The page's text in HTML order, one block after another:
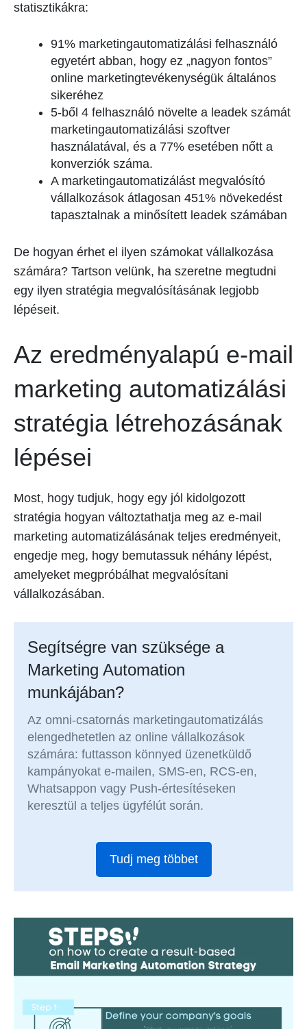
statisztikákra:
91% marketingautomatizálási felhasználó
egyetért abban, hogy ez „nagyon fontos”
online marketingtevékenységük általános
sikeréhez
5-ből 4 felhasználó növelte a leadek számát
marketingautomatizálási szoftver
használatával, és a 77% esetében nőtt a
konverziók száma.
A marketingautomatizálást megvalósító
vállalkozások átlagosan 451% növekedést
tapasztalnak a minősített leadek számában
De hogyan érhet el ilyen számokat vállalkozása
számára? Tartson velünk, ha szeretne megtudni
egy ilyen stratégia megvalósításának legjobb
lépéseit.
Az eredményalapú e-mail
marketing automatizálási
stratégia létrehozásának
lépései
Most, hogy tudjuk, hogy egy jól kidolgozott
stratégia hogyan változtathatja meg az e-mail
marketing automatizálásának teljes eredményeit,
engedje meg, hogy bemutassuk néhány lépést,
amelyeket megpróbálhat megvalósítani
vállalkozásában.
Segítségre van szüksége a
Marketing Automation
munkájában?
Az omni-csatornás marketingautomatizálás
elengedhetetlen az online vállalkozások
számára: futtasson könnyed üzenetküldő
kampányokat e-mailen, SMS-en, RCS-en,
Whatsappon vagy Push-értesítéseken
keresztül a teljes ügyfélút során.
Tudj meg többet